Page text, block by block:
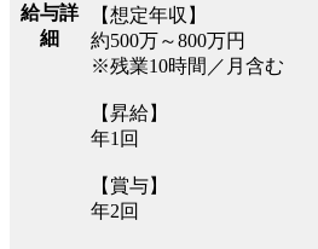
給与詳
細
【想定年収】
約500万～800万円
※残業10時間／月含む
【昇給】
年1回
【賞与】
年2回